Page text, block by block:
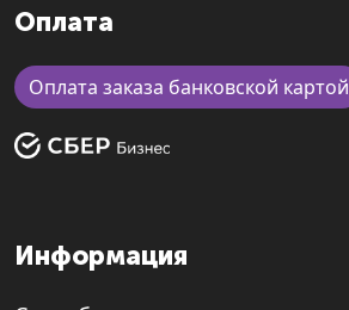
Оплата
Оплата заказа банковской картой
Информация